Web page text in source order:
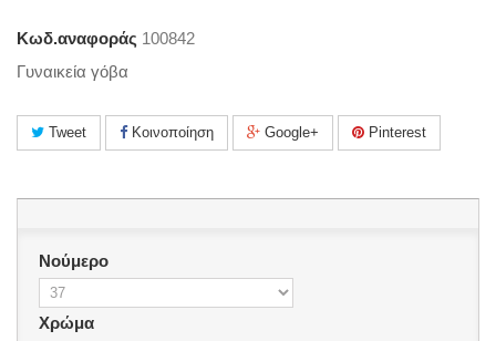
Κωδ.αναφοράς 100842
Γυναικεία γόβα
Tweet Κοινοποίηση Google+ Pinterest
Νούμερο
Χρώμα